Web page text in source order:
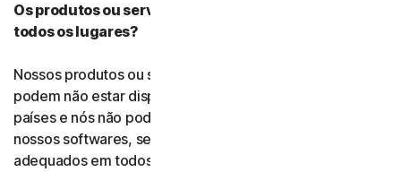
Os produtos ou serviços da Gen estão disponíveis em
todos os lugares?
Nossos produtos ou serviços, ou determinados recursos,
podem não estar disponíveis em todas as jurisdições ou
países e nós não podemos representar ou garantir que
nossos softwares, serviços ou conteúdo sejam
adequados em todos os países ou jurisdições. Se você